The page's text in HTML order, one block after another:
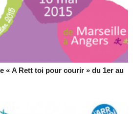
« A Rett toi pour courir » du 1er au